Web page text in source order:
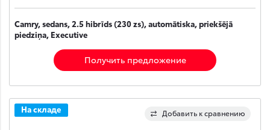
Camry, sedans, 2.5 hibrīds (230 zs), automātiska, priekšējā
piedziņa, Executive
Получить предложение
Добавить к сравнению
На складе